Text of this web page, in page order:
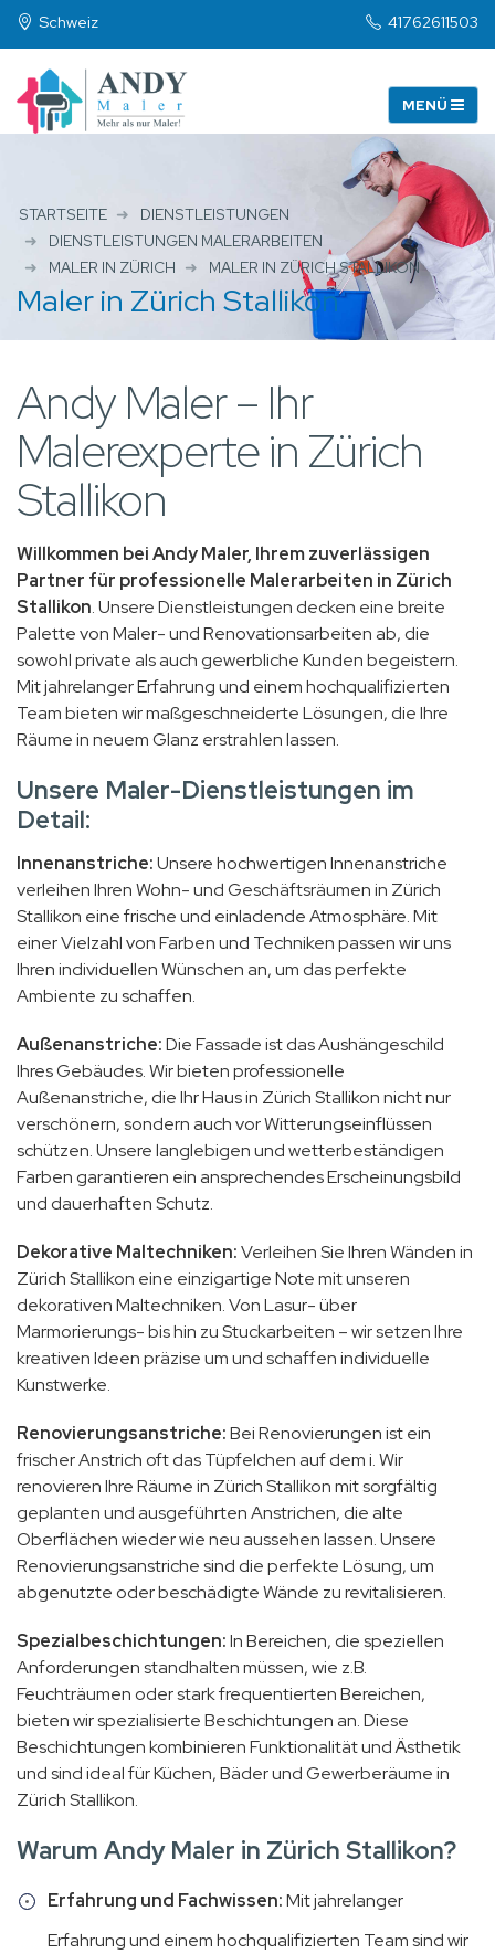
Schweiz 41762611503
STARTSEITE
DIENSTLEISTUNGEN
DIENSTLEISTUNGEN MALERARBEITEN
MALER IN ZÜRICH
MALER IN ZÜRICH STALLIKON
Maler in Zürich Stallikon
Andy Maler – Ihr
Malerexperte in Zürich
Stallikon
Willkommen bei Andy Maler, Ihrem zuverlässigen
Partner für professionelle Malerarbeiten in Zürich
Stallikon. Unsere Dienstleistungen decken eine breite
Palette von Maler- und Renovationsarbeiten ab, die
sowohl private als auch gewerbliche Kunden begeistern.
Mit jahrelanger Erfahrung und einem hochqualifizierten
Team bieten wir maßgeschneiderte Lösungen, die Ihre
Räume in neuem Glanz erstrahlen lassen.
Unsere Maler-Dienstleistungen im
Detail:
Innenanstriche:Unsere hochwertigen Innenanstriche
verleihen Ihren Wohn- und Geschäftsräumen in Zürich
Stallikon eine frische und einladende Atmosphäre. Mit
einer Vielzahl von Farben und Techniken passen wir uns
Ihren individuellen Wünschen an, um das perfekte
Ambiente zu schaffen.
Außenanstriche:Die Fassade ist das Aushängeschild
Ihres Gebäudes. Wir bieten professionelle
Außenanstriche, die Ihr Haus in Zürich Stallikon nicht nur
verschönern, sondern auch vor Witterungseinflüssen
schützen. Unsere langlebigen und wetterbeständigen
Farben garantieren ein ansprechendes Erscheinungsbild
und dauerhaften Schutz.
Dekorative Maltechniken:Verleihen Sie Ihren Wänden in
Zürich Stallikon eine einzigartige Note mit unseren
dekorativen Maltechniken. Von Lasur- über
Marmorierungs- bis hin zu Stuckarbeiten – wir setzen Ihre
kreativen Ideen präzise um und schaffen individuelle
Kunstwerke.
Renovierungsanstriche:Bei Renovierungen ist ein
frischer Anstrich oft das Tüpfelchen auf dem i. Wir
renovieren Ihre Räume in Zürich Stallikon mit sorgfältig
geplanten und ausgeführten Anstrichen, die alte
Oberflächen wieder wie neu aussehen lassen. Unsere
Renovierungsanstriche sind die perfekte Lösung, um
abgenutzte oder beschädigte Wände zu revitalisieren.
Spezialbeschichtungen:In Bereichen, die speziellen
Anforderungen standhalten müssen, wie z.B.
Feuchträumen oder stark frequentierten Bereichen,
bieten wir spezialisierte Beschichtungen an. Diese
Beschichtungen kombinieren Funktionalität und Ästhetik
und sind ideal für Küchen, Bäder und Gewerberäume in
Zürich Stallikon.
Warum Andy Maler in Zürich Stallikon?
Erfahrung und Fachwissen:Mit jahrelanger
Erfahrung und einem hochqualifizierten Team sind wir